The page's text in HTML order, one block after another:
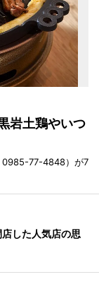
岩土鶏やいつ
0985-77-4848）が7
した人気店の思